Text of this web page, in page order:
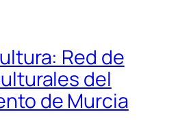
Red de
del
de Murcia